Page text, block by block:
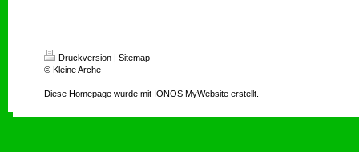
Druckversion | Sitemap
© Kleine Arche
Diese Homepage wurde mit IONOS MyWebsite erstellt.